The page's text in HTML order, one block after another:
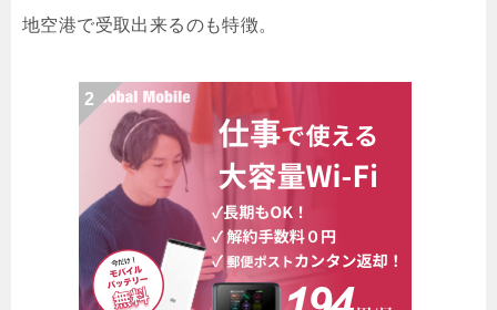
地空港で受取出来るのも特徴。